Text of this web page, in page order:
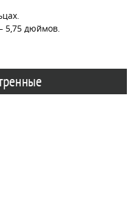
5,75 дюймов.